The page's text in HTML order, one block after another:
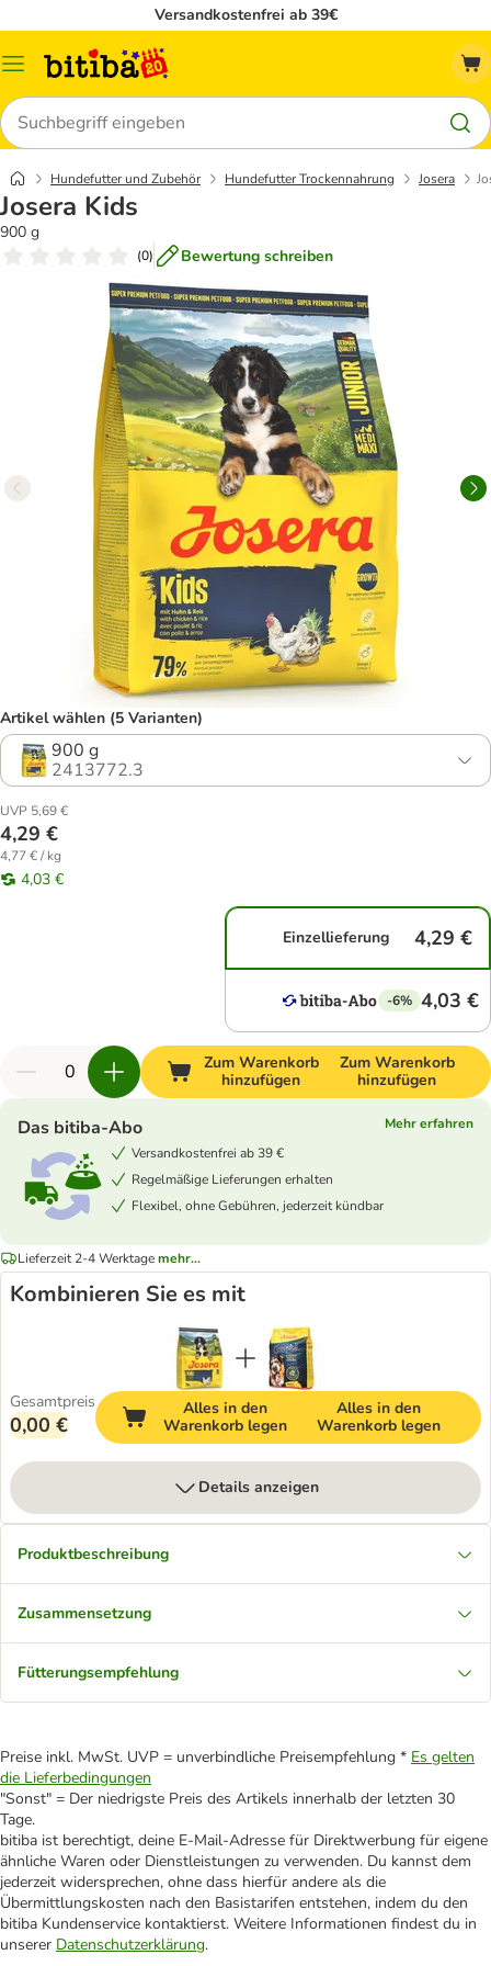
Versandkostenfrei ab 39€
Menü
Suchen
Hundefutter und Zubehör Hundefutter Trockennahrung Josera
Josera Kids
900 g
(0) Bewertung schreiben
Artikel wählen (5 Varianten)
900 g
2413772.3
UVP 5,69 €
4,29 €
4,77 € / kg
4,03 €
Einzellieferung 4,29 €
-6% 4,03 €
Zum Warenkorb
hinzufügen
Zum Warenkorb
hinzufügen
Das bitiba-Abo
Mehr erfahren
Versandkostenfrei ab 39 €
Regelmäßige Lieferungen erhalten
Flexibel, ohne Gebühren, jederzeit kündbar
Lieferzeit 2-4 Werktagemehr...
Kombinieren Sie es mit
Gesamtpreis
0,00 €
Alles in den
Warenkorb legen
Alles in den
Warenkorb legen
Details anzeigen
Produktbeschreibung
Zusammensetzung
Fütterungsempfehlung
Preise inkl. MwSt. UVP = unverbindliche Preisempfehlung * Es gelten
die Lieferbedingungen
"Sonst" = Der niedrigste Preis des Artikels innerhalb der letzten 30
Tage.
bitiba ist berechtigt, deine E-Mail-Adresse für Direktwerbung für eigene
ähnliche Waren oder Dienstleistungen zu verwenden. Du kannst dem
jederzeit widersprechen, ohne dass hierfür andere als die
Übermittlungskosten nach den Basistarifen entstehen, indem du den
bitiba Kundenservice kontaktierst. Weitere Informationen findest du in
unserer Datenschutzerklärung.